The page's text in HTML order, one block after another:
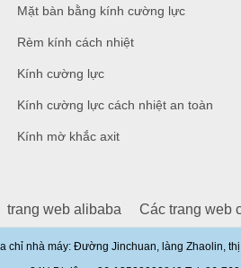
Mặt bàn bằng kính cường lực
Rèm kính cách nhiệt
Kính cường lực
Kính cường lực cách nhiệt an toàn
Kính mờ khắc axit
trang web alibaba Các trang web
chỉ nhà máy: Đường Jinchuan, làng Zhaolin,